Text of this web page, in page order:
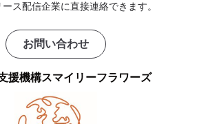
ス配信企業に直接連絡できます。
お問い合わせ
援機構スマイリーフラワーズ